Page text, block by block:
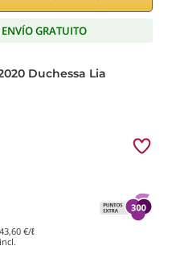
ENVÍO GRATUITO
Duchessa Lia
43,60 €/ℓ